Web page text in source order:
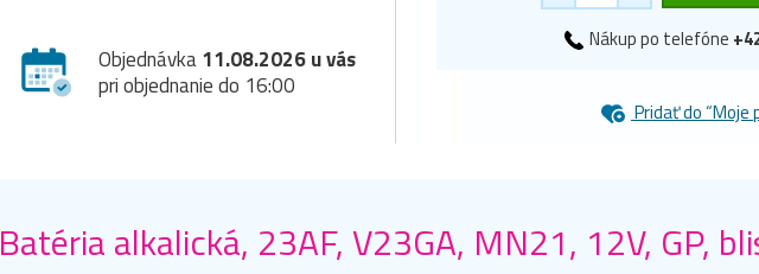
Objednávka11.08.2026 u vás
pri objednanie do 16:00
Nákup po telefóne
Pridať do “Moje
Batéria alkalická, 23AF, V23GA, MN21, 12V, GP,